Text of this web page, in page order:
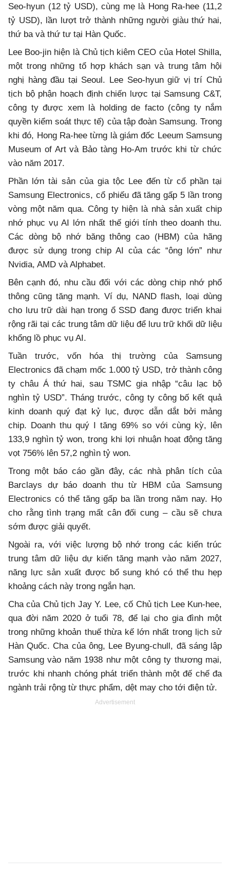
Seo-hyun (12 tỷ USD), cùng mẹ là Hong Ra-hee (11,2
tỷ USD), lần lượt trở thành những người giàu thứ hai,
thứ ba và thứ tư tại Hàn Quốc.
Lee Boo-jin hiện là Chủ tịch kiêm CEO của Hotel Shilla,
một trong những tổ hợp khách sạn và trung tâm hội
nghị hàng đầu tại Seoul. Lee Seo-hyun giữ vị trí Chủ
tịch bộ phận hoạch định chiến lược tại Samsung C&T,
công ty được xem là holding de facto (công ty nắm
quyền kiểm soát thực tế) của tập đoàn Samsung. Trong
khi đó, Hong Ra-hee từng là giám đốc Leeum Samsung
Museum of Art và Bảo tàng Ho-Am trước khi từ chức
vào năm 2017.
Phần lớn tài sản của gia tộc Lee đến từ cổ phần tại
Samsung Electronics, cổ phiếu đã tăng gấp 5 lần trong
vòng một năm qua. Công ty hiện là nhà sản xuất chip
nhớ phục vụ AI lớn nhất thế giới tính theo doanh thu.
Các dòng bộ nhớ băng thông cao (HBM) của hãng
được sử dụng trong chip AI của các “ông lớn” như
Nvidia, AMD và Alphabet.
Bên cạnh đó, nhu cầu đối với các dòng chip nhớ phổ
thông cũng tăng mạnh. Ví dụ, NAND flash, loại dùng
cho lưu trữ dài hạn trong ổ SSD đang được triển khai
rộng rãi tại các trung tâm dữ liệu để lưu trữ khối dữ liệu
khổng lồ phục vụ AI.
Tuần trước, vốn hóa thị trường của Samsung
Electronics đã chạm mốc 1.000 tỷ USD, trở thành công
ty châu Á thứ hai, sau TSMC gia nhập “câu lạc bộ
nghìn tỷ USD”. Tháng trước, công ty công bố kết quả
kinh doanh quý đạt kỷ lục, được dẫn dắt bởi mảng
chip. Doanh thu quý I tăng 69% so với cùng kỳ, lên
133,9 nghìn tỷ won, trong khi lợi nhuận hoạt động tăng
vọt 756% lên 57,2 nghìn tỷ won.
Trong một báo cáo gần đây, các nhà phân tích của
Barclays dự báo doanh thu từ HBM của Samsung
Electronics có thể tăng gấp ba lần trong năm nay. Họ
cho rằng tình trạng mất cân đối cung – cầu sẽ chưa
sớm được giải quyết.
Ngoài ra, với việc lượng bộ nhớ trong các kiến trúc
trung tâm dữ liệu dự kiến tăng mạnh vào năm 2027,
năng lực sản xuất được bổ sung khó có thể thu hẹp
khoảng cách này trong ngắn hạn.
Cha của Chủ tịch Jay Y. Lee, cố Chủ tịch Lee Kun-hee,
qua đời năm 2020 ở tuổi 78, để lại cho gia đình một
trong những khoản thuế thừa kế lớn nhất trong lịch sử
Hàn Quốc. Cha của ông, Lee Byung-chull, đã sáng lập
Samsung vào năm 1938 như một công ty thương mại,
trước khi nhanh chóng phát triển thành một đế chế đa
ngành trải rộng từ thực phẩm, dệt may cho tới điện tử.
Advertisement